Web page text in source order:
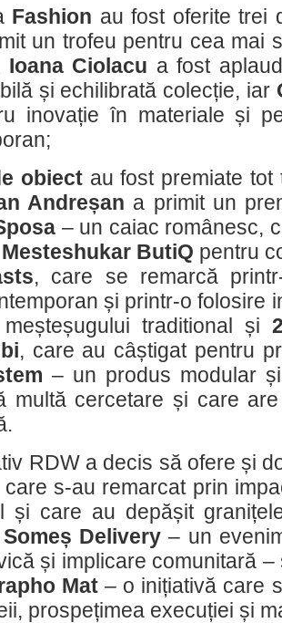
Fashion au fost oferite trei
un trofeu pentru cea mai
Ioana Ciolacu a fost
și echilibrată colecție, iar
inovație în materiale și
obiectau fost premiate tot
Andreșan a primit un
– un caiac românesc,
Mesteshukar ButiQ pentru
, care se remarcă
și printr-o folosire
traditional și
, care au câștigat pentru
– un produs modular
multă cercetare și care
RDW a decis să ofere și
s-au remarcat prin
și care au depășit
Someș Delivery – un
și implicare comunitară
Mat– o inițiativă care
prospețimea execuției și